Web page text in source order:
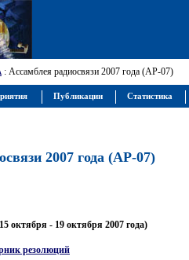
: Ассамблея радиосвязи 2007 года (АР-07)
2007 года (АР-07)
октября - 19 октября 2007 года)
резолюций
Публикации Статистика